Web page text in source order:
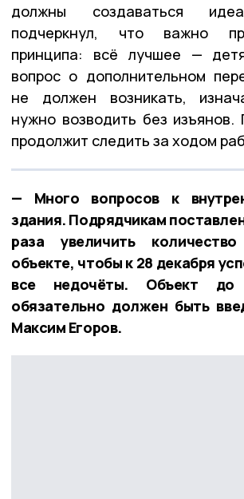
должны создаваться
подчеркнул, что важно
принципа: всё лучшее —
вопрос о дополнительном
не должен возникать,
нужно возводить без изъянов.
продолжит следить за ходом
— Много вопросов к
здания. Подрядчикам
раза увеличить
объекте, чтобы к 28 декабря
все недочёты. Объект до
обязательно должен быть
Максим Егоров.